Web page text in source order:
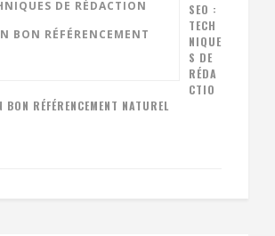
SEO :
TECH
NIQUE
S DE
RÉDA
CTIO
BON RÉFÉRENCEMENT NATUREL